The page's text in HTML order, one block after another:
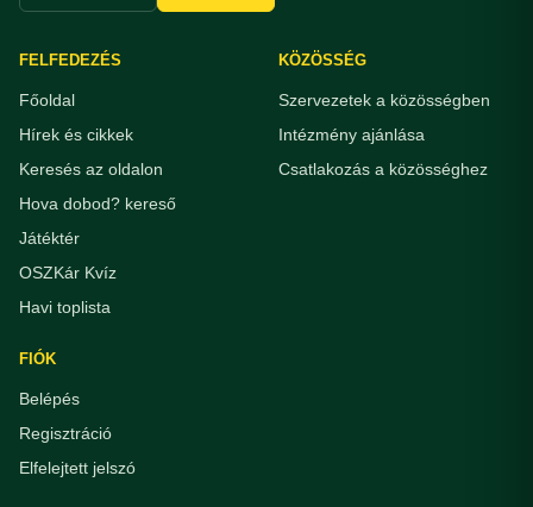
FELFEDEZÉS
Főoldal
Hírek és cikkek
Keresés az oldalon
Hova dobod? kereső
Játéktér
OSZKár Kvíz
Havi toplista
KÖZÖSSÉG
Szervezetek a közösségben
Intézmény ajánlása
Csatlakozás a közösséghez
FIÓK
Belépés
Regisztráció
Elfelejtett jelszó